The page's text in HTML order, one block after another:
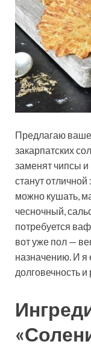
Предлагаю
закарпатских
заменят чипсы
станут отличной
можно кушать,
чесночный,
потребуется
вот уже пол —
назначению. И я
долговечность